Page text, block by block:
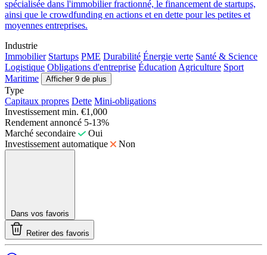
spécialisée dans l'immobilier fractionné, le financement de startups,
ainsi que le crowdfunding en actions et en dette pour les petites et
moyennes entreprises.
Industrie
Immobilier Startups PME Durabilité Énergie verte Santé & Science
Logistique Obligations d'entreprise Éducation Agriculture Sport
Maritime
Afficher 9 de plus
Type
Capitaux propres Dette Mini-obligations
Investissement min. €1,000
Rendement annoncé 5-13%
Marché secondaire
Oui
Investissement automatique
Non
Dans vos favoris
Retirer des favoris